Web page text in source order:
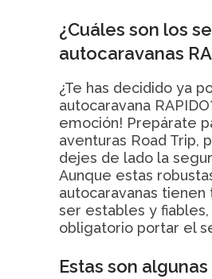
¿Cuáles son los
autocaravanas
¿Te has decidido ya
autocaravana
emoción! Prepárate
aventuras Road Trip,
dejes de lado la
Aunque estas
autocaravanas tienen
ser estables y fiables,
obligatorio portar el
Estas son algunas